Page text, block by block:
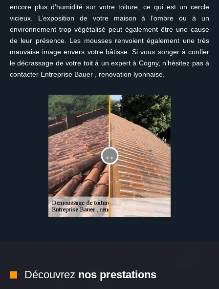
encore plus d’humidité sur votre toiture, ce qui est un cercle
vicieux. L’exposition de votre maison à l’ombre ou à un
environnement trop végétalisé peut également être une cause
de leur présence. Les mousses renvoient également une très
mauvaise image envers votre bâtisse. Si vous songer à confier
le décrassage de votre toit à un expert à Cogny, n’hésitez pas à
contacter Entreprise Bauer , renovation lyonnaise.
Découvrez nos prestations